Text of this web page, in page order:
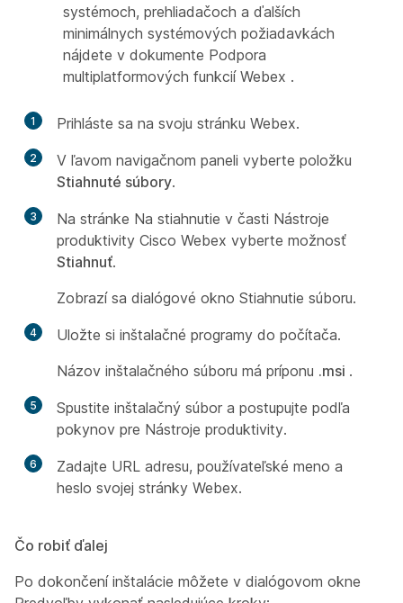
systémoch, prehliadačoch a ďalších
minimálnych systémových požiadavkách
nájdete v dokumente Podpora
multiplatformových funkcií Webex .
1 Prihláste sa na svoju stránku Webex.
2
V ľavom navigačnom paneli vyberte položku
Stiahnuté súbory.
3
Na stránke Na stiahnutie v časti Nástroje
produktivity Cisco Webex vyberte možnosť
Stiahnuť.
Zobrazí sa dialógové okno Stiahnutie súboru.
4
Uložte si inštalačné programy do počítača.
Názov inštalačného súboru má príponu .msi .
5
Spustite inštalačný súbor a postupujte podľa
pokynov pre Nástroje produktivity.
6
Zadajte URL adresu, používateľské meno a
heslo svojej stránky Webex.
Čo robiť ďalej
Po dokončení inštalácie môžete v dialógovom okne